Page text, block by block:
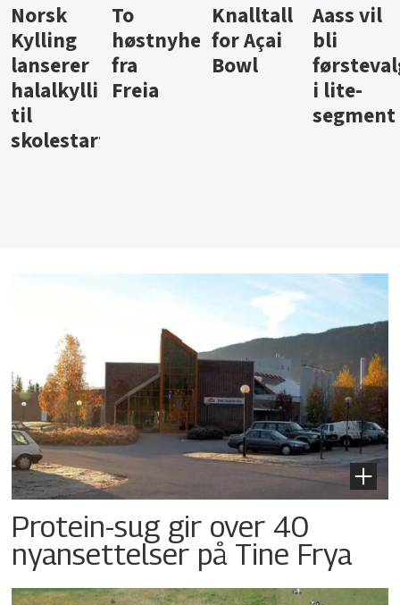
Knalltall
for Açai
Bowl
Aass vil
bli
førstevalg
i lite-
Brus og
jus fra
Berentsen
Hard
iste fra
Hansa
Protein-sug gir over 40
nyansettelser på Tine Frya